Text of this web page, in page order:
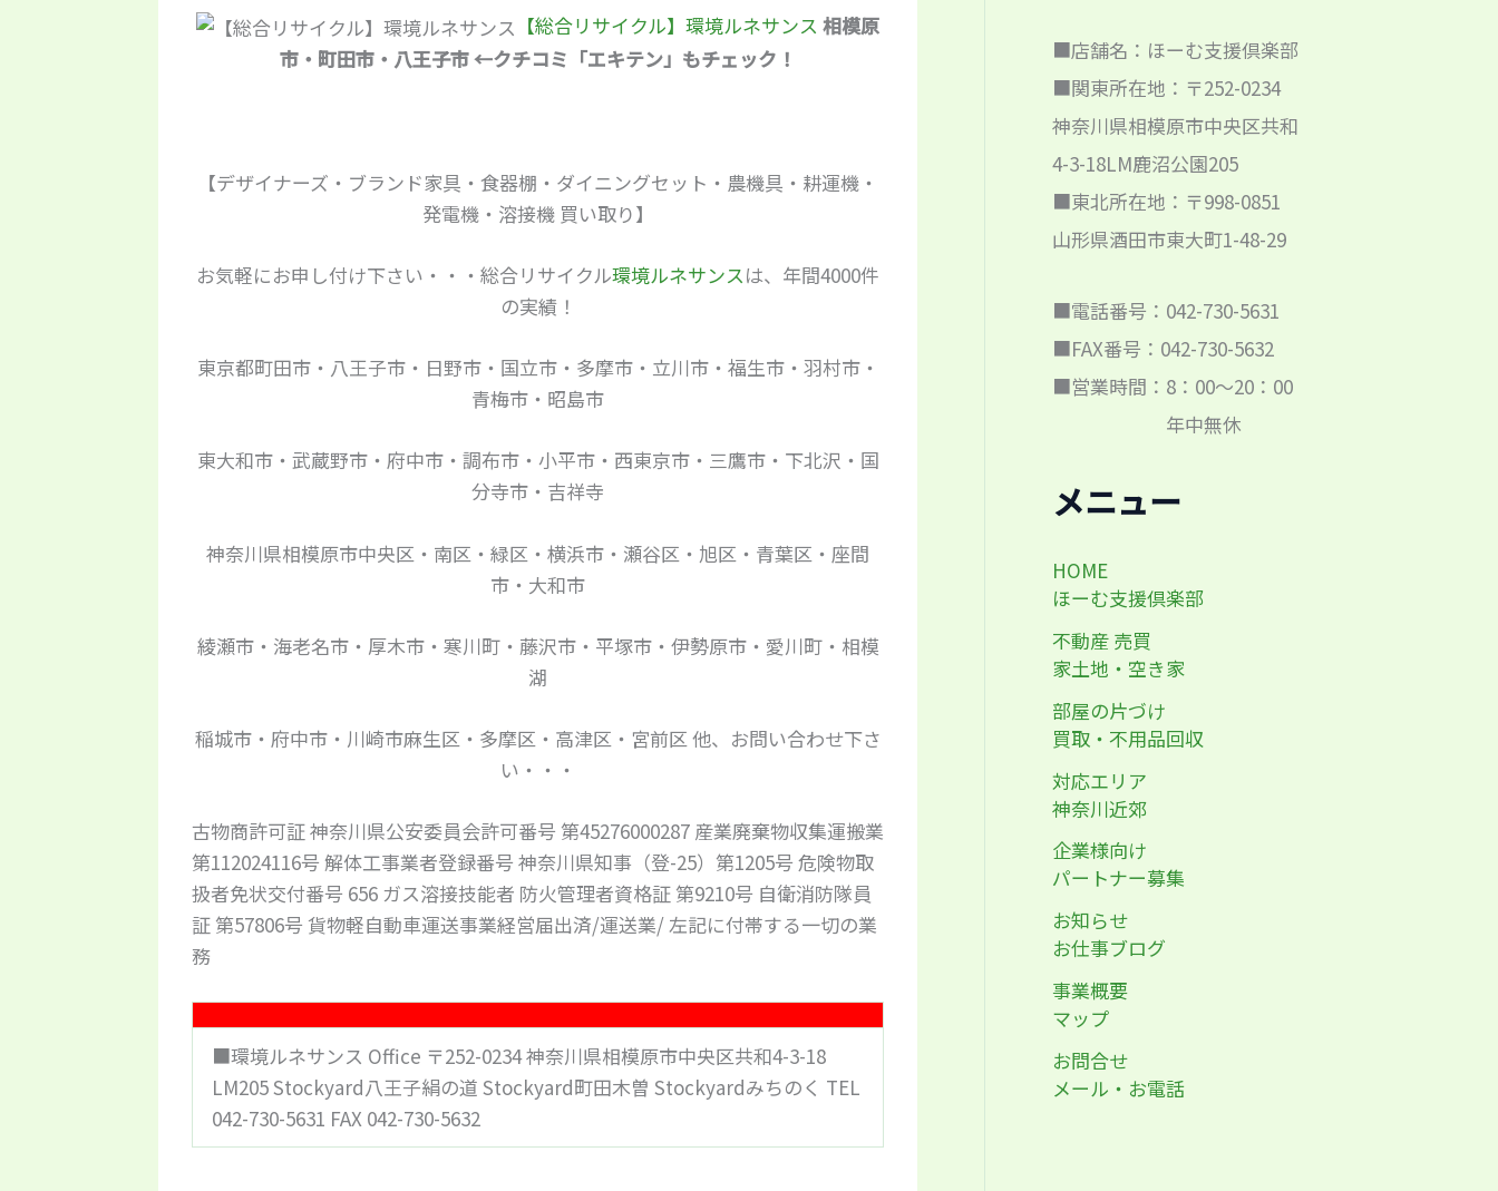
【総合リサイクル】環境ルネサンス 相模原
市・町田市・八王子市 ←クチコミ「エキテン」もチェック！
【デザイナーズ・ブランド家具・食器棚・ダイニングセット・農機具・耕運機・
発電機・溶接機 買い取り】
お気軽にお申し付け下さい・・・総合リサイクル環境ルネサンスは、年間4000件
の実績！
東京都町田市・八王子市・日野市・国立市・多摩市・立川市・福生市・羽村市・
青梅市・昭島市
東大和市・武蔵野市・府中市・調布市・小平市・西東京市・三鷹市・下北沢・国
分寺市・吉祥寺
神奈川県相模原市中央区・南区・緑区・横浜市・瀬谷区・旭区・青葉区・座間
市・大和市
綾瀬市・海老名市・厚木市・寒川町・藤沢市・平塚市・伊勢原市・愛川町・相模
湖
稲城市・府中市・川崎市麻生区・多摩区・高津区・宮前区 他、お問い合わせ下さ
い・・・
古物商許可証 神奈川県公安委員会許可番号 第45276000287 産業廃棄物収集運搬業
第112024116号 解体工事業者登録番号 神奈川県知事（登-25）第1205号 危険物取
扱者免状交付番号 656 ガス溶接技能者 防火管理者資格証 第9210号 自衛消防隊員
証 第57806号 貨物軽自動車運送事業経営届出済/運送業/ 左記に付帯する一切の業
務
■環境ルネサンス Office 〒252-0234 神奈川県相模原市中央区共和4-3-18
LM205 Stockyard八王子絹の道 Stockyard町田木曽 Stockyardみちのく TEL
042-730-5631 FAX 042-730-5632
■店舗名：ほーむ支援倶楽部
■関東所在地：〒252-0234
神奈川県相模原市中央区共和
4-3-18LM鹿沼公園205
■東北所在地：〒998-0851
山形県酒田市東大町1-48-29
■電話番号：042-730-5631
■FAX番号：042-730-5632
■営業時間：8：00～20：00
年中無休
メニュー
HOME
ほーむ支援倶楽部
不動産 売買
家土地・空き家
部屋の片づけ
買取・不用品回収
対応エリア
神奈川近郊
企業様向け
パートナー募集
お知らせ
お仕事ブログ
事業概要
マップ
お問合せ
メール・お電話